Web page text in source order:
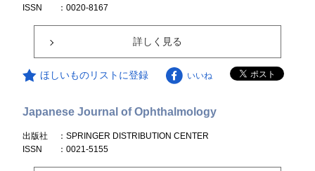
ISSN
：0020-8167
詳しく見る
ほしいものリストに登録 いいね
Japanese Journal of Ophthalmology
出版社
：SPRINGER DISTRIBUTION CENTER
ISSN
：0021-5155